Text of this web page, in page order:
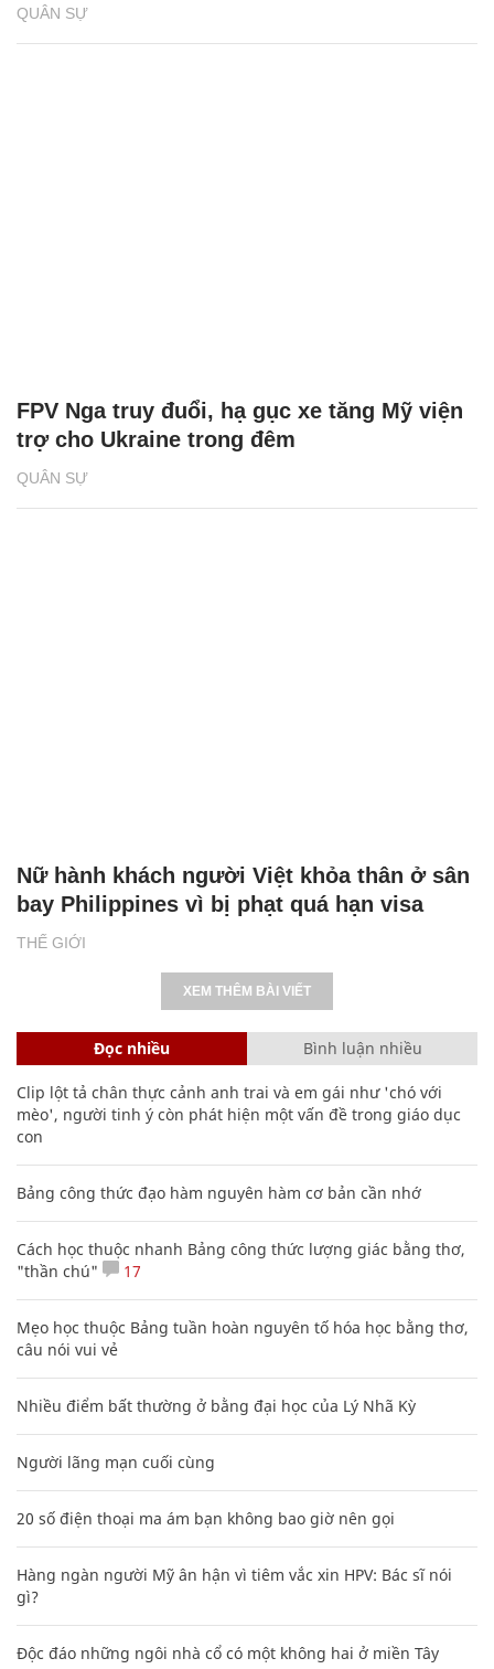
QUÂN SỰ
QUÂN SỰ
FPV Nga truy đuổi, hạ gục xe tăng Mỹ viện
trợ cho Ukraine trong đêm
THẾ GIỚI
Nữ hành khách người Việt khỏa thân ở sân
bay Philippines vì bị phạt quá hạn visa
XEM THÊM BÀI VIẾT
Đọc nhiều Bình luận nhiều
Clip lột tả chân thực cảnh anh trai và em gái như 'chó với
mèo', người tinh ý còn phát hiện một vấn đề trong giáo dục
con
Bảng công thức đạo hàm nguyên hàm cơ bản cần nhớ
Cách học thuộc nhanh Bảng công thức lượng giác bằng thơ,
"thần chú"
17
Mẹo học thuộc Bảng tuần hoàn nguyên tố hóa học bằng thơ,
câu nói vui vẻ
Nhiều điểm bất thường ở bằng đại học của Lý Nhã Kỳ
Người lãng mạn cuối cùng
20 số điện thoại ma ám bạn không bao giờ nên gọi
Hàng ngàn người Mỹ ân hận vì tiêm vắc xin HPV: Bác sĩ nói
gì?
Độc đáo những ngôi nhà cổ có một không hai ở miền Tây